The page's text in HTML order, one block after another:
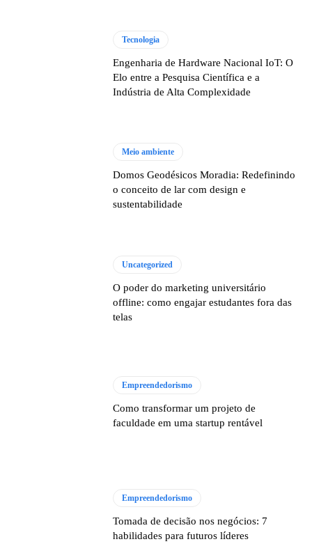
Tecnologia
Engenharia de Hardware Nacional IoT: O
Elo entre a Pesquisa Científica e a
Indústria de Alta Complexidade
Meio ambiente
Domos Geodésicos Moradia: Redefinindo
o conceito de lar com design e
sustentabilidade
Uncategorized
O poder do marketing universitário
offline: como engajar estudantes fora das
telas
Empreendedorismo
Como transformar um projeto de
faculdade em uma startup rentável
Empreendedorismo
Tomada de decisão nos negócios: 7
habilidades para futuros líderes